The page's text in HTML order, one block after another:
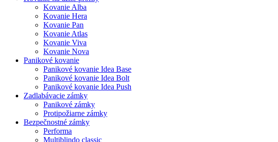
Kovanie Alba
Kovanie Hera
Kovanie Pan
Kovanie Atlas
Kovanie Viva
Kovanie Nova
Panikové kovanie
Panikové kovanie Idea Base
Panikové kovanie Idea Bolt
Panikové kovanie Idea Push
Zadlabávacie zámky
Panikové zámky
Protipožiarne zámky
Bezpečnostné zámky
Performa
Multiblindo classic